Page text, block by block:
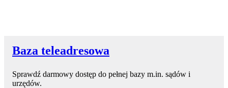
Baza teleadresowa
Sprawdź darmowy dostęp do pełnej bazy m.in. sądów i
urzędów.